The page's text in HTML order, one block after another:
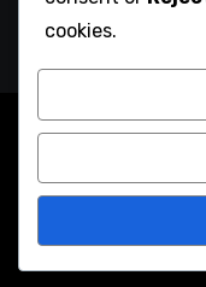
Copyright ©
ServicevilkårOm
cookies.